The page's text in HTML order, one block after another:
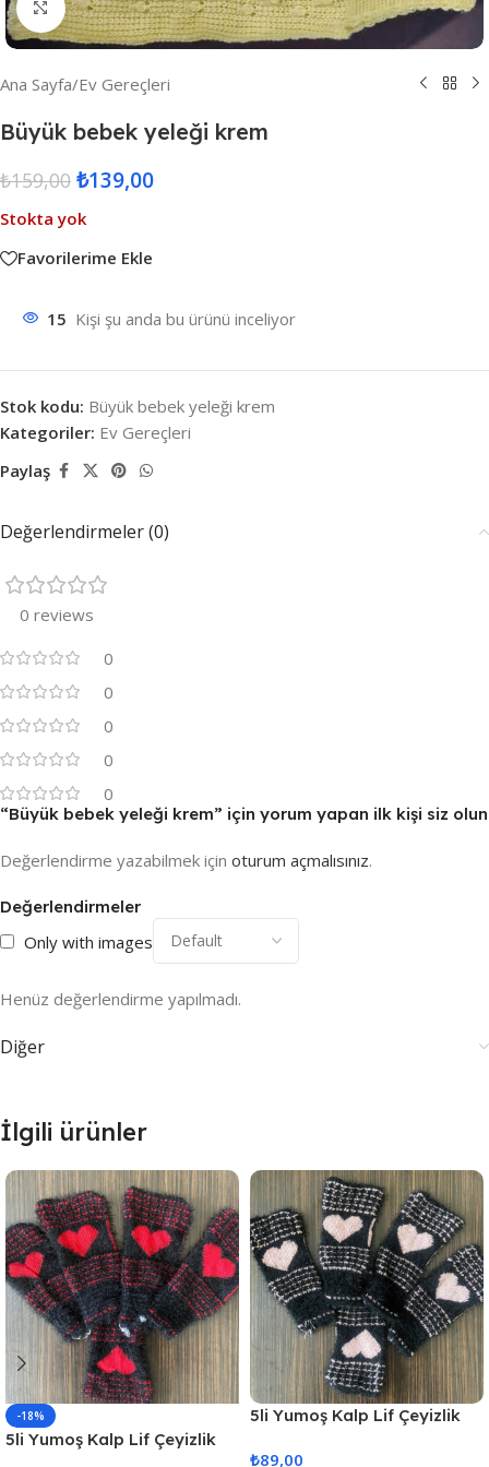
Resmi Büyüt
Ana Sayfa/Ev Gereçleri
Büyük bebek yeleği krem
₺159,00 ₺139,00
Stokta yok
Favorilerime Ekle
15 Kişi şu anda bu ürünü inceliyor
Stok kodu: Büyük bebek yeleği krem
Kategoriler: Ev Gereçleri
Paylaş
Değerlendirmeler (0)
0 reviews
0
0
0
0
0
Değerlendirmeler
Only with images
Henüz değerlendirme yapılmadı.
“Büyük bebek yeleği krem” için yorum yapan ilk kişi siz olun
Değerlendirme yazabilmek için oturum açmalısınız.
Diğer
İlgili ürünler
-18%
5li Yumoş Kalp Lif Çeyizlik
5li Yumoş Kalp Lif Çeyizlik
₺89,00